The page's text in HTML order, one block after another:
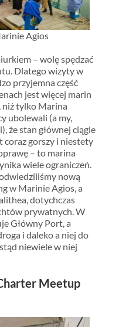
Agios
– wolę spędzać
Dlatego wizyty w
przyjemna część
jest więcej marin
niż tylko Marina
ubolewali (a my,
że stan głównej ciągle
coraz gorszy i niestety
– to marina
wiele ograniczeń.
nową
w Marinie Agios, a
dotychczas
prywatnych. W
Główny Port, a
i daleko a niej do
niewiele w niej
Meetup